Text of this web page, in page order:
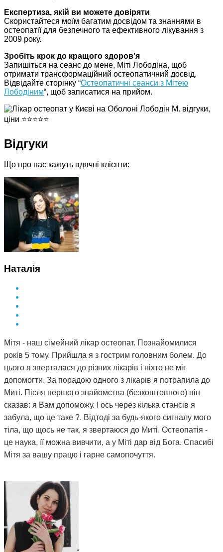
Експертиза, якій ви можете довіряти
Скористайтеся моїм багатим досвідом та знаннями в
остеопатії для безпечного та ефективного лікування з
2009 року.
Зробіть крок до кращого здоров’я
Запишіться на сеанс до мене, Міті Лободіна, щоб
отримати трансформаційний остеопатичний досвід.
Відвідайте сторінку “Остеопатичні сеанси з Мітею
Лободіним“, щоб записатися на прийом.
Відгуки
Що про нас кажуть вдячні клієнти:
Наталія
Мітя - наш сімейний лікар остеопат. Познайомилися
років 5 тому. Прийшла я з гострим головним болем. До
цього я зверталася до різних лікарів і ніхто не міг
допомогти. За порадою одного з лікарів я потрапила до
Миті. Після першого знайомства (безкоштовного) він
сказав: я Вам допоможу. І ось через кілька стансів я
забула, що це таке ?. Відтоді за будь-якого сигналу мого
тіла, що щось не так, я звертаюся до Миті. Остеопатія -
це наука, її можна вивчити, а у Міті дар від Бога. Спасибі
Мітя за вашу працю і гарне самопочуття.